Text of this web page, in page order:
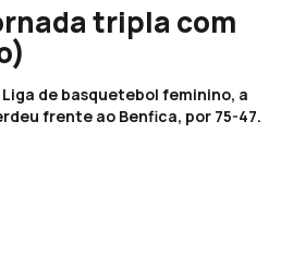
tripla com
de basquetebol feminino, a
frente ao Benfica, por 75-47.